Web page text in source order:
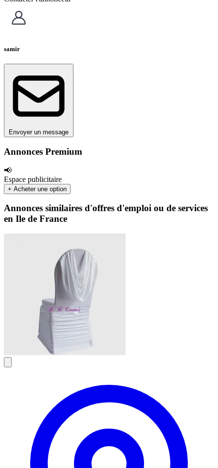
Annonces Premium
📢
Espace publicitaire
+ Acheter une option
samir
Envoyer un message
Annonces similaires d'offres d'emploi ou de services
en Ile de France